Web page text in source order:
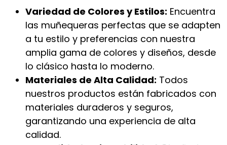
Variedad de Colores y Estilos: Encuentra
las muñequeras perfectas que se adapten
a tu estilo y preferencias con nuestra
amplia gama de colores y diseños, desde
lo clásico hasta lo moderno.
Materiales de Alta Calidad: Todos
nuestros productos están fabricados con
materiales duraderos y seguros,
garantizando una experiencia de alta
calidad.